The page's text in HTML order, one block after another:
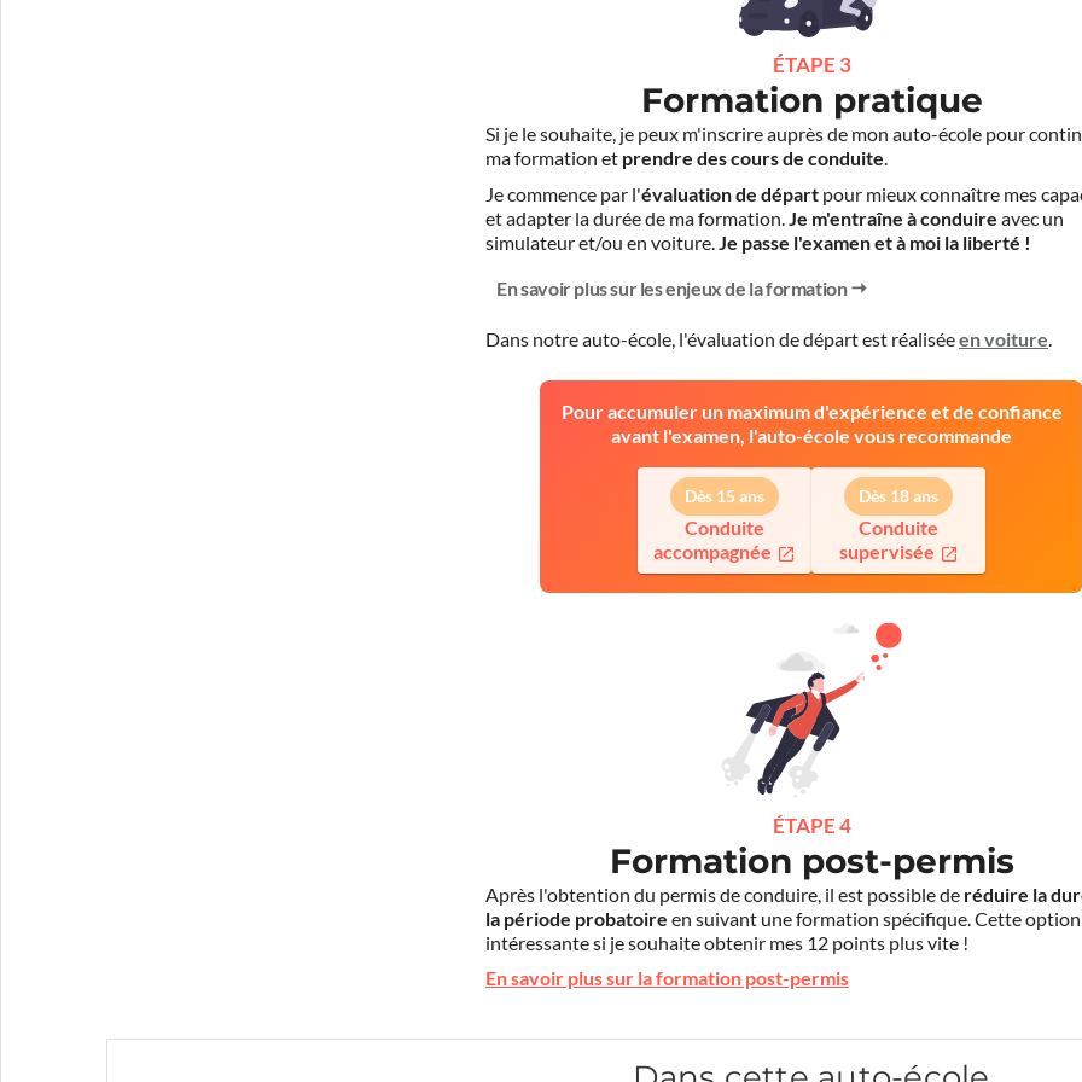
ÉTAPE 3
Formation pratique
Si je le souhaite, je peux m'inscrire auprès de mon auto-école pour
ma formation et prendre des cours de conduite.
Je commence par l'évaluation de départ pour mieux connaître mes
et adapter la durée de ma formation.Je m'entraîne à conduire avec un
simulateur et/ou en voiture.Je passe l'examen et à moi la liberté !
En savoir plus sur les enjeux de la formation
Dans notre auto-école, l'évaluation de départ est réaliséeen voiture.
Pour accumuler un maximum d'expérience et de confiance
avant l'examen, l'auto-école vous recommande
Dès 15 ans
Conduite
accompagnée
Dès 18 ans
Conduite
supervisée
ÉTAPE 4
Formation post-permis
Après l'obtention du permis de conduire, il est possible de réduire la
la période probatoire en suivant une formation spécifique. Cette
intéressante si je souhaite obtenir mes 12 points plus vite !
En savoir plus sur la formation post-permis